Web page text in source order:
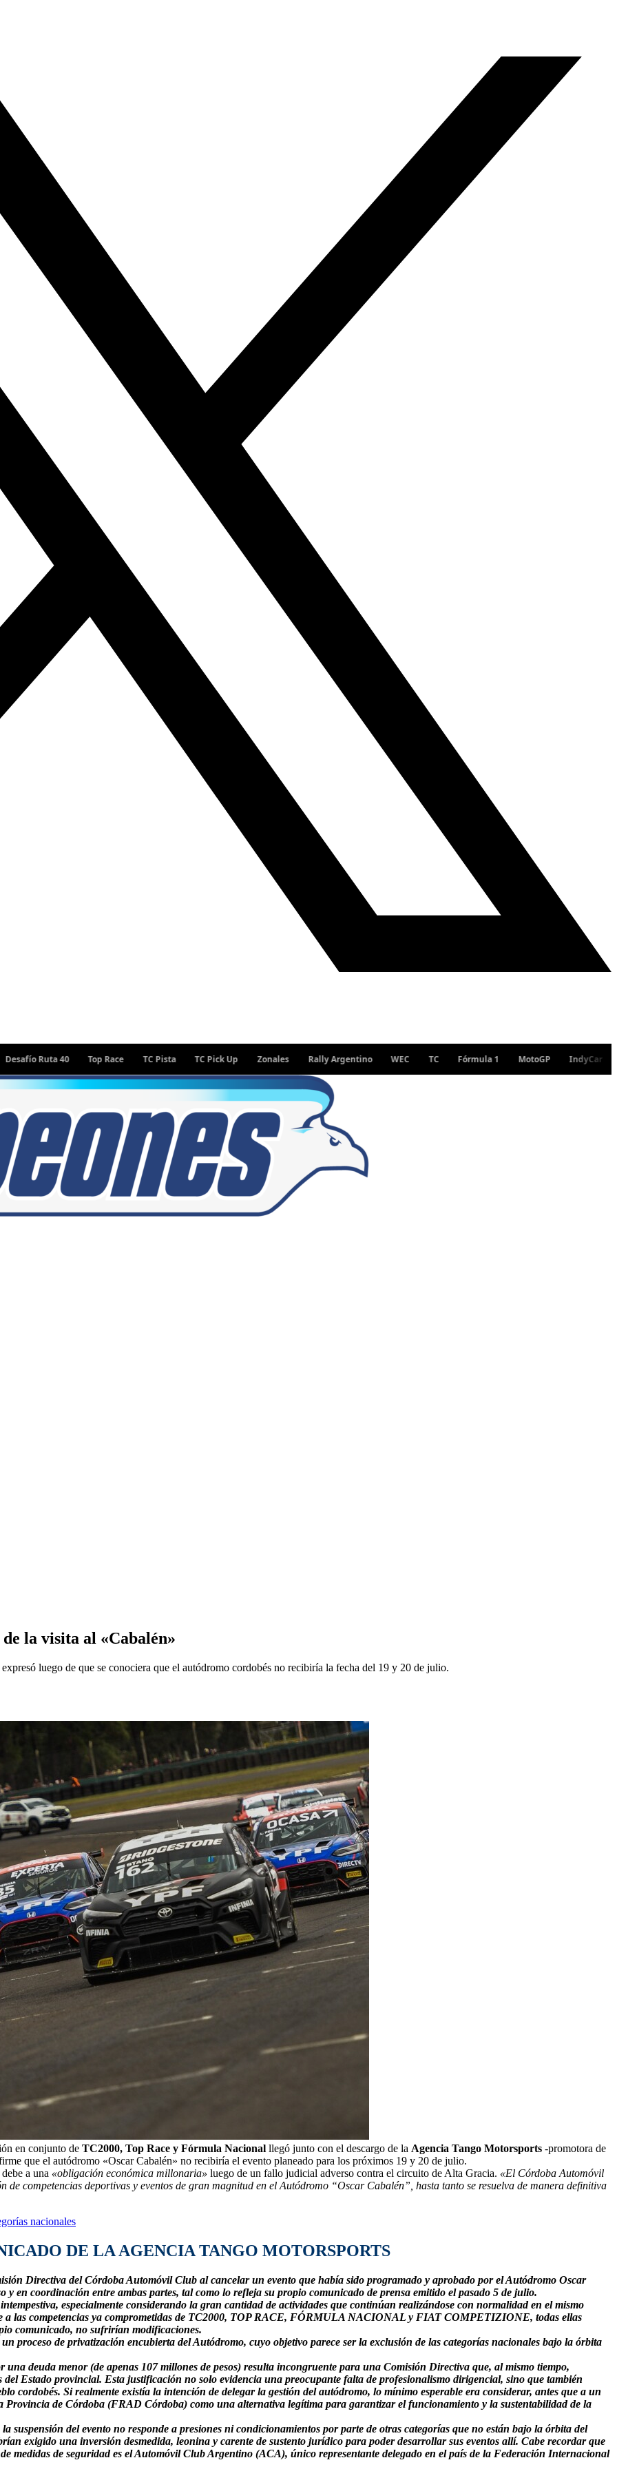
Ruta 40 Top Race TC Pista TC Pick Up Zonales Rally Argentino WEC TC Fórmula 1 MotoGP IndyCar WRC
la visita al «Cabalén»
luego de que se conociera que el autódromo cordobés no recibiría la fecha del 19 y 20 de julio.
en conjunto de TC2000, Top Race y Fórmula Nacional llegó junto con el descargo de la Agencia Tango Motorsports -promotora de
que el autódromo «Oscar Cabalén» no recibiría el evento planeado para los próximos 19 y 20 de julio.
a una «obligación económica millonaria» luego de un fallo judicial adverso contra el circuito de Alta Gracia. «El Córdoba Automóvil
de competencias deportivas y eventos de gran magnitud en el Autódromo “Oscar Cabalén”, hasta tanto se resuelva de manera definitiva
nacionales
DE LA AGENCIA TANGO MOTORSPORTS
Directiva del Córdoba Automóvil Club al cancelar un evento que había sido programado y aprobado por el Autódromo Oscar
en coordinación entre ambas partes, tal como lo refleja su propio comunicado de prensa emitido el pasado 5 de julio.
especialmente considerando la gran cantidad de actividades que continúan realizándose con normalidad en el mismo
a las competencias ya comprometidas de TC2000, TOP RACE, FÓRMULA NACIONAL y FIAT COMPETIZIONE, todas ellas
comunicado, no sufrirían modificaciones.
proceso de privatización encubierta del Autódromo, cuyo objetivo parece ser la exclusión de las categorías nacionales bajo la órbita
deuda menor (de apenas 107 millones de pesos) resulta incongruente para una Comisión Directiva que, al mismo tiempo,
Estado provincial. Esta justificación no solo evidencia una preocupante falta de profesionalismo dirigencial, sino que también
cordobés. Si realmente existía la intención de delegar la gestión del autódromo, lo mínimo esperable era considerar, antes que a un
de Córdoba (FRAD Córdoba) como una alternativa legítima para garantizar el funcionamiento y la sustentabilidad de la
del evento no responde a presiones ni condicionamientos por parte de otras categorías que no están bajo la órbita del
exigido una inversión desmedida, leonina y carente de sustento jurídico para poder desarrollar sus eventos allí. Cabe recordar que
medidas de seguridad es el Automóvil Club Argentino (ACA), único representante delegado en el país de la Federación Internacional